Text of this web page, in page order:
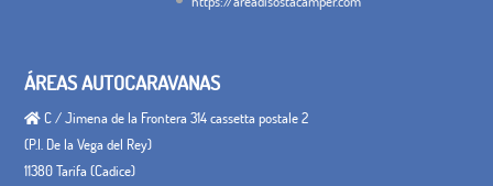
ÁREAS AUTOCARAVANAS
C / Jimena de la Frontera 314 cassetta postale 2
(P.I. De la Vega del Rey)
11380 Tarifa (Cadice)